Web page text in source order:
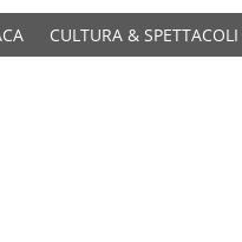
CULTURA & SPETTACOLI